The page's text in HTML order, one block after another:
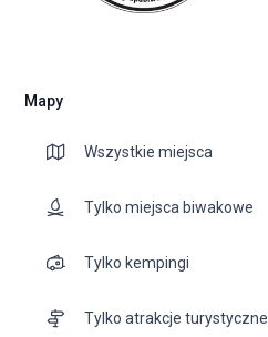
Mapy
Wszystkie miejsca
Tylko miejsca biwakowe
Tylko kempingi
Tylko atrakcje turystyczne